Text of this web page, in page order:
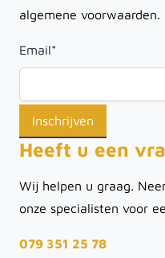
algemene voorwaarden.
Email*
Heeft u een
Wij helpen u graag.
onze specialisten voor
079 351 25 78